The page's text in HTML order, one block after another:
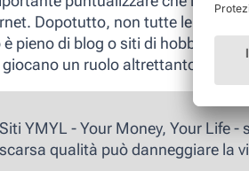
Dopotutto, non tutte le pagine
è pieno di blog o siti di hobby
giocano un ruolo altrettanto
Siti YMYL - Your Money, Your Life -
scarsa qualità può danneggiare la